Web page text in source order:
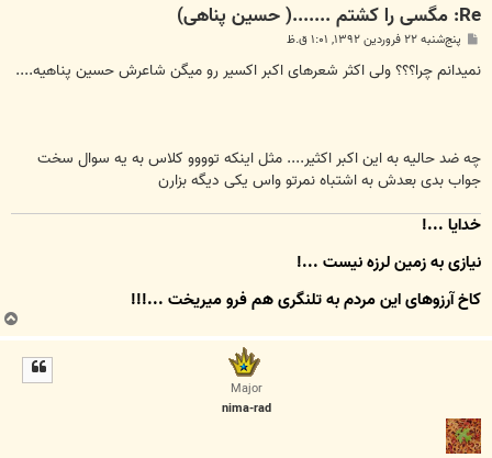
Re: مگسی را کشتم .......( حسین پناهی)
س
ت
پنج‌شنبه ۲۲ فروردین ۱۳۹۲, ۱:۰۱ ق.ظ
نمیدانم چرا؟؟؟ ولی اکثر شعرهای اکبر اکسیر رو میگن شاعرش حسین پناهیه....
چه ضد حالیه به این اکبر اکثیر.... مثل اینکه توووو کلاس به یه سوال سخت
جواب بدی بعدش به اشتباه نمرتو واس یکی دیگه بزارن
خدایا ...!
نیازی به زمین لرزه نیست ...!
کاخِ آرزوهای این مردم به تلنگری هم فرو میریخت ...!!!
Major
nima-rad